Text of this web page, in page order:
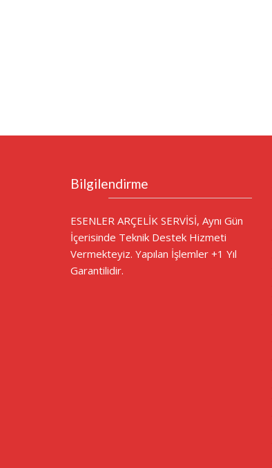
Bilgilendirme
ESENLER ARÇELİK SERVİSİ, Aynı Gün
İçerisinde Teknik Destek Hizmeti
Vermekteyiz. Yapılan İşlemler +1 Yıl
Garantilidir.